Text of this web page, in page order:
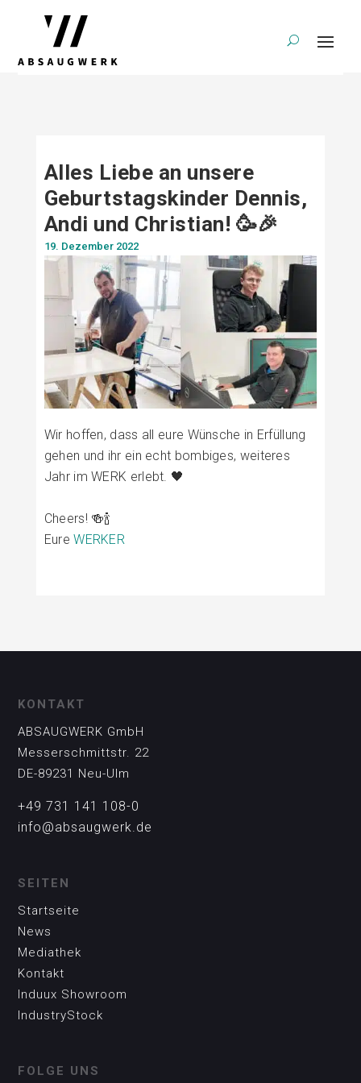
Alles Liebe an unsere
Geburtstagskinder Dennis,
Andi und Christian! 🥳🎉
19. Dezember 2022
Wir hoffen, dass all eure Wünsche in Erfüllung
gehen und ihr ein echt bombiges, weiteres
Jahr im WERK erlebt. 🖤
Cheers! 🍻🍾
EureWERKER
KONTAKT
ABSAUGWERK GmbH
Messerschmittstr. 22
DE-89231 Neu-Ulm
+49 731 141 108-0
info@absaugwerk.de
SEITEN
Startseite
News
Mediathek
Kontakt
Induux Showroom
IndustryStock
FOLGE UNS